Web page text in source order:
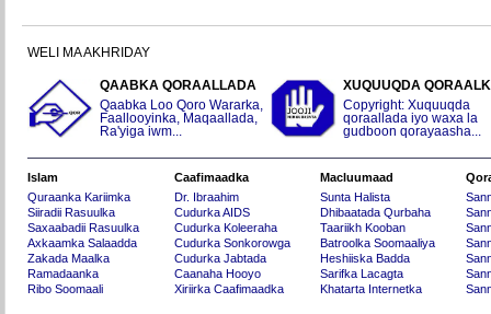
WELI MA AKHRIDAY
QAABKA QORAALLADA
Qaabka Loo Qoro Wararka,
Faallooyinka, Maqaallada,
Ra'yiga iwm...
XUQUUQDA
Copyright: Xuquuqda
qoraallada iyo waxa la
gudboon qorayaasha...
Islam
Quraanka Kariimka
Siiradii Rasuulka
Saxaabadii Rasuulka
Axkaamka Salaadda
Zakada Maalka
Ramadaanka
Ribo Soomaali
Caafimaadka
Dr. Ibraahim
Cudurka AIDS
Cudurka Koleeraha
Cudurka Sonkorowga
Cudurka Jabtada
Caanaha Hooyo
Xiriirka Caafimaadka
Macluumaad
Sunta Halista
Dhibaatada Qurbaha
Taariikh Kooban
Batroolka Soomaaliya
Heshiiska Badda
Sarifka Lacagta
Khatarta Internetka